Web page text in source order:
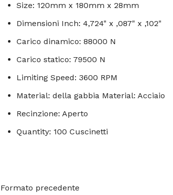
Size: 120mm x 180mm x 28mm
Dimensioni Inch: 4,724" x ,087" x ,102"
Carico dinamico: 88000 N
Carico statico: 79500 N
Limiting Speed: 3600 RPM
Material: della gabbia Material: Acciaio
Recinzione: Aperto
Quantity: 100 Cuscinetti
Formato precedente